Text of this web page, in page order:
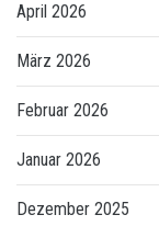
April 2026
März 2026
Februar 2026
Januar 2026
Dezember 2025